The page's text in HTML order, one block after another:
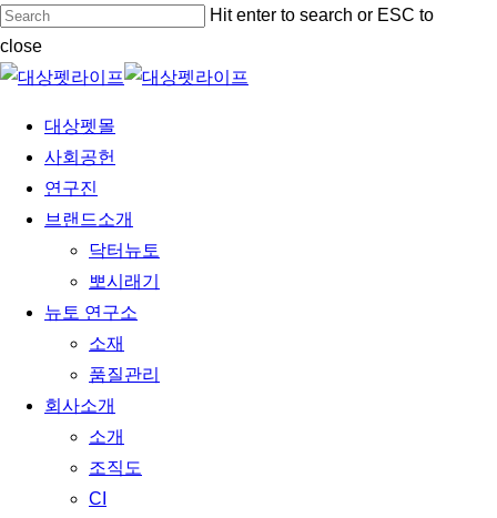
Skip
to
main
Hit enter to search or ESC to
close
Close
Menu 대상펫몰
사회공헌
연구진
브랜드소개
닥터뉴토
뽀시래기
뉴토 연구소
소재
품질관리
회사소개
소개
조직도
CI